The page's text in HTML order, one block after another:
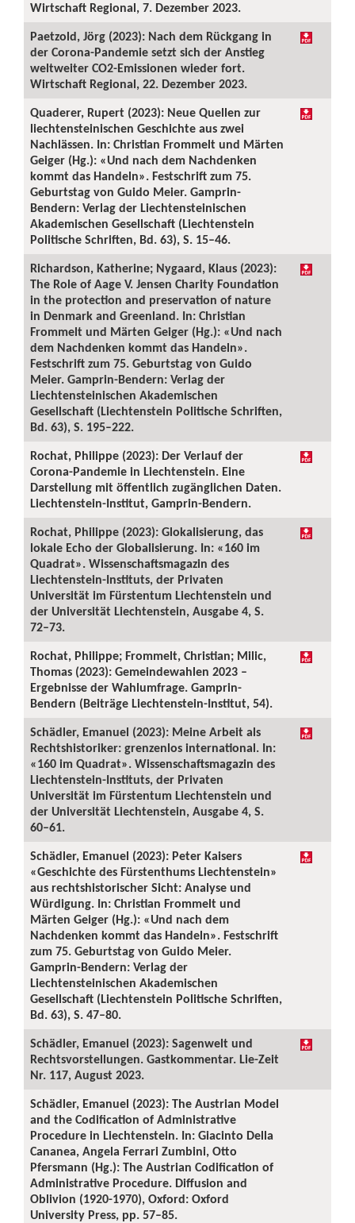
Wirtschaft Regional, 7. Dezember 2023.
Paetzold, Jörg (2023): Nach dem Rückgang in
der Corona-Pandemie setzt sich der Anstieg
weltweiter CO2-Emissionen wieder fort.
Wirtschaft Regional, 22. Dezember 2023.
Quaderer, Rupert (2023): Neue Quellen zur
liechtensteinischen Geschichte aus zwei
Nachlässen. In: Christian Frommelt und Märten
Geiger (Hg.): «Und nach dem Nachdenken
kommt das Handeln». Festschrift zum 75.
Geburtstag von Guido Meier. Gamprin-
Bendern: Verlag der Liechtensteinischen
Akademischen Gesellschaft (Liechtenstein
Politische Schriften, Bd. 63), S. 15–46.
Richardson, Katherine; Nygaard, Klaus (2023):
The Role of Aage V. Jensen Charity Foundation
in the protection and preservation of nature
in Denmark and Greenland. In: Christian
Frommelt und Märten Geiger (Hg.): «Und nach
dem Nachdenken kommt das Handeln».
Festschrift zum 75. Geburtstag von Guido
Meier. Gamprin-Bendern: Verlag der
Liechtensteinischen Akademischen
Gesellschaft (Liechtenstein Politische Schriften,
Bd. 63), S. 195–222.
Rochat, Philippe (2023): Der Verlauf der
Corona-Pandemie in Liechtenstein. Eine
Darstellung mit öffentlich zugänglichen Daten.
Liechtenstein-Institut, Gamprin-Bendern.
Rochat, Philippe (2023): Glokalisierung, das
lokale Echo der Globalisierung. In: «160 im
Quadrat». Wissenschaftsmagazin des
Liechtenstein-Instituts, der Privaten
Universität im Fürstentum Liechtenstein und
der Universität Liechtenstein, Ausgabe 4, S.
72–73.
Rochat, Philippe; Frommelt, Christian; Milic,
Thomas (2023): Gemeindewahlen 2023 –
Ergebnisse der Wahlumfrage. Gamprin-
Bendern (Beiträge Liechtenstein-Institut, 54).
Schädler, Emanuel (2023): Meine Arbeit als
Rechtshistoriker: grenzenlos international. In:
«160 im Quadrat». Wissenschaftsmagazin des
Liechtenstein-Instituts, der Privaten
Universität im Fürstentum Liechtenstein und
der Universität Liechtenstein, Ausgabe 4, S.
60–61.
Schädler, Emanuel (2023): Peter Kaisers
«Geschichte des Fürstenthums Liechtenstein»
aus rechtshistorischer Sicht: Analyse und
Würdigung. In: Christian Frommelt und
Märten Geiger (Hg.): «Und nach dem
Nachdenken kommt das Handeln». Festschrift
zum 75. Geburtstag von Guido Meier.
Gamprin-Bendern: Verlag der
Liechtensteinischen Akademischen
Gesellschaft (Liechtenstein Politische Schriften,
Bd. 63), S. 47–80.
Schädler, Emanuel (2023): Sagenwelt und
Rechtsvorstellungen. Gastkommentar. Lie-Zeit
Nr. 117, August 2023.
Schädler, Emanuel (2023): The Austrian Model
and the Codification of Administrative
Procedure in Liechtenstein. In: Giacinto Della
Cananea, Angela Ferrari Zumbini, Otto
Pfersmann (Hg.): The Austrian Codification of
Administrative Procedure. Diffusion and
Oblivion (1920-1970), Oxford: Oxford
University Press, pp. 57–85.